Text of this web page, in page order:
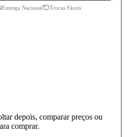
Entrega Nacional Trocas Fáceis
depois, comparar preços ou
comprar.